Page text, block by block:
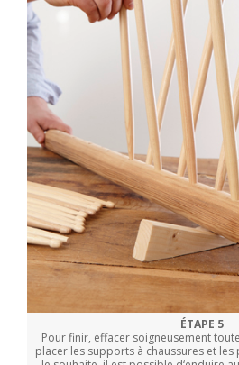
ÉTAPE 5
Pour finir, effacer soigneusement
placer les supports à chaussures et les